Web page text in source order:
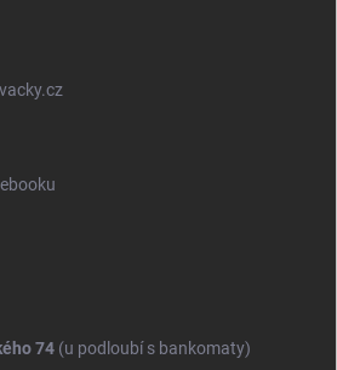
74 (u podloubí s bankomaty)